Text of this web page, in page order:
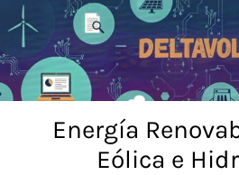
Saltar
al
contenido
Energía
Eólica e